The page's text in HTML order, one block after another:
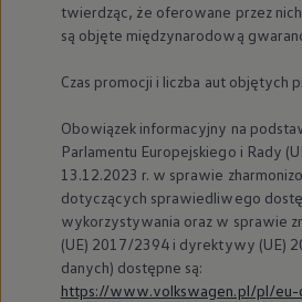
Sprawdź dostępne
Cena specjalna
od 165 090 zł
Rabat
do 17
Najniższa cena towaru w
okresie 30 dni przed
wprowadzeniem obniżki
182 090 zł
twierdząc, że oferowane przez
są objęte międzynarodową
Czas promocji i liczba aut objętych
Obowiązek informacyjny na
Parlamentu Europejskiego i Rady
13.12.2023 r. w sprawie
dotyczących sprawiedliwego
wykorzystywania oraz w sprawie
(UE) 2017/2394 i dyrektywy (UE)
danych) dostępne są:
https://www.volkswagen.pl/pl/eu-